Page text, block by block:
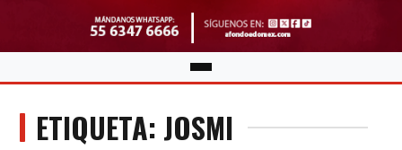
ETIQUETA: JOSMI